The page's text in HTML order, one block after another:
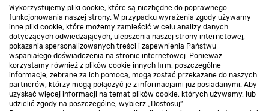
Wykorzystujemy pliki cookie, które są niezbędne do poprawnego
funkcjonowania naszej strony. W przypadku wyrażenia zgody używamy
inne pliki cookie, które możemy zamieścić w celu analizy danych
dotyczących odwiedzających, ulepszenia naszej strony internetowej,
pokazania spersonalizowanych treści i zapewnienia Państwu
wspaniałego doświadczenia na stronie internetowej. Ponieważ
korzystamy również z plików cookie innych firm, poszczególne
informacje, zebrane za ich pomocą, mogą zostać przekazane do naszych
partnerów, którzy mogą połączyć je z informacjami już posiadanymi. Aby
uzyskać więcej informacji na temat plików cookie, których używamy, lub
udzielić zgody na poszczególne, wybierz „Dostosuj”.
Dołącz do nas
Metody płatności